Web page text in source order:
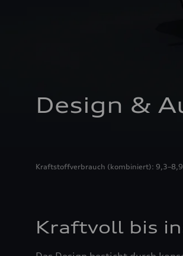
Design &
Kraftstoffverbrauch (kombiniert):
Kraftvoll bis